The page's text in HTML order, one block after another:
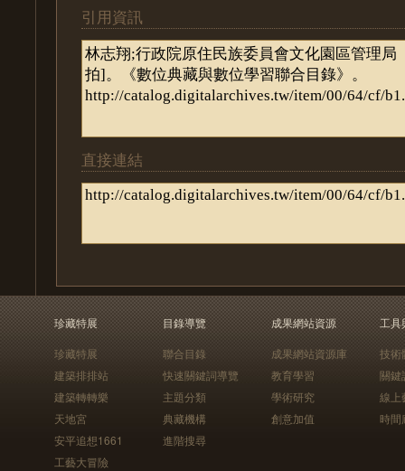
引用資訊
直接連結
珍藏特展
珍藏特展
建築排排站
建築轉轉樂
天地宮
安平追想1661
工藝大冒險
目錄導覽
聯合目錄
快速關鍵詞導覽
主題分類
典藏機構
進階搜尋
成果網站資源
成果網站資源庫
教育學習
學術研究
創意加值
工具
技術
關鍵
線上
時間